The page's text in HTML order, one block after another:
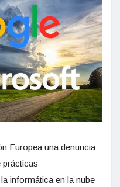
Europea una denuncia
prácticas
informática en la nube